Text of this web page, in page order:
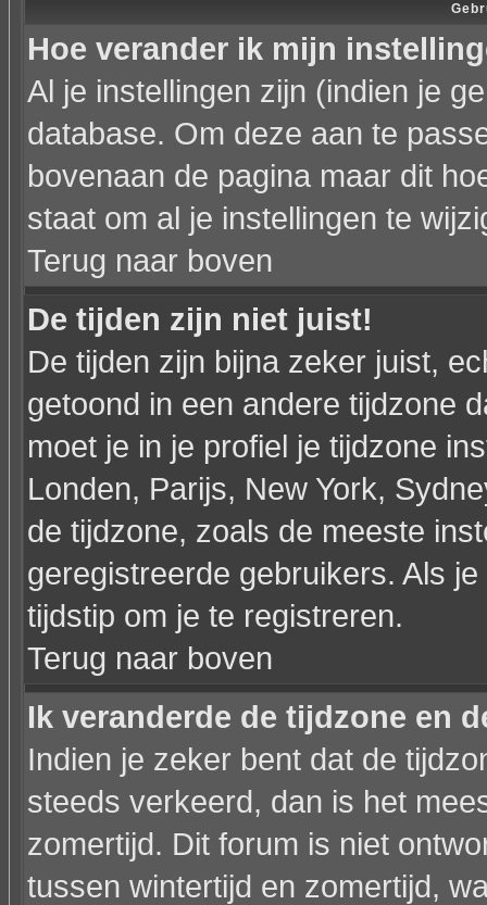
Hoe verander ik mijn
Al je instellingen zijn (indien je
database. Om deze aan te
bovenaan de pagina maar dit
staat om al je instellingen te
Terug naar boven
De tijden zijn niet juist!
De tijden zijn bijna zeker juist,
getoond in een andere tijdzone
moet je in je profiel je tijdzone
Londen, Parijs, New York,
de tijdzone, zoals de meeste
geregistreerde gebruikers. Als
tijdstip om je te registreren.
Terug naar boven
Ik veranderde de tijdzone en
Indien je zeker bent dat de
steeds verkeerd, dan is het
zomertijd. Dit forum is niet
tussen wintertijd en zomertijd,